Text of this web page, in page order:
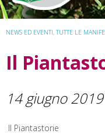
NEWS ED EVENTI, TUTTE LE
Il
14 giugno 2019
Il Piantastorie